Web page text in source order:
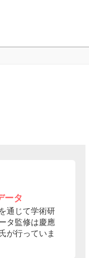
ータ
通じて学術研
タ監修は慶應
氏が行っていま